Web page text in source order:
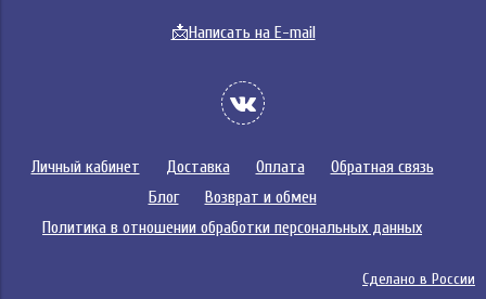
📩Написать на E-mail
Личный кабинет Доставка Оплата
Обратная связь
Блог
Возврат и обмен
Политика в отношении обработки персональных данных
Сделано в России